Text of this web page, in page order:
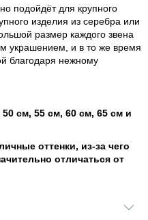
подойдёт для крупного
изделия из серебра или
размер каждого звена
украшением, и в то же время
благодаря нежному
см, 55 см, 60 см, 65 см и
оттенки, из-за чего
отличаться от